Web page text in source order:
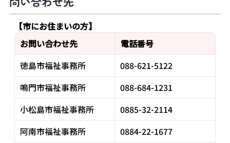
【市にお住まいの方】
お問い合わせ先
電話番号
徳島市福祉事務所
088-621-5122
鳴門市福祉事務所
088-684-1231
小松島市福祉事務所
0885-32-2114
阿南市福祉事務所
0884-22-1677